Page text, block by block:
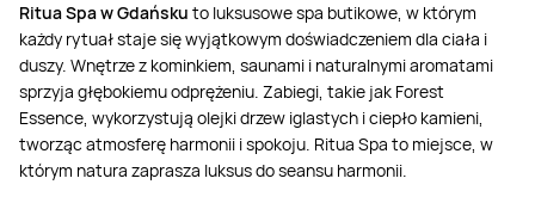
Ritua Spa w Gdańsku to luksusowe spa butikowe, w którym
każdy rytuał staje się wyjątkowym doświadczeniem dla ciała i
duszy. Wnętrze z kominkiem, saunami i naturalnymi aromatami
sprzyja głębokiemu odprężeniu. Zabiegi, takie jak Forest
Essence, wykorzystują olejki drzew iglastych i ciepło kamieni,
tworząc atmosferę harmonii i spokoju. Ritua Spa to miejsce, w
którym natura zaprasza luksus do seansu harmonii.